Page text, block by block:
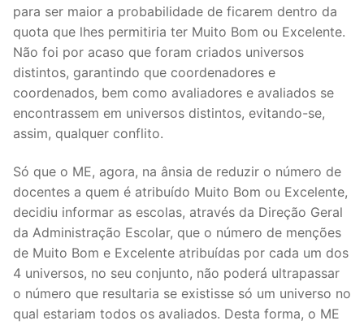
para ser maior a probabilidade de ficarem dentro da
quota que lhes permitiria ter Muito Bom ou Excelente.
Não foi por acaso que foram criados universos
distintos, garantindo que coordenadores e
coordenados, bem como avaliadores e avaliados se
encontrassem em universos distintos, evitando-se,
assim, qualquer conflito.
Só que o ME, agora, na ânsia de reduzir o número de
docentes a quem é atribuído Muito Bom ou Excelente,
decidiu informar as escolas, através da Direção Geral
da Administração Escolar, que o número de menções
de Muito Bom e Excelente atribuídas por cada um dos
4 universos, no seu conjunto, não poderá ultrapassar
o número que resultaria se existisse só um universo no
qual estariam todos os avaliados. Desta forma, o ME